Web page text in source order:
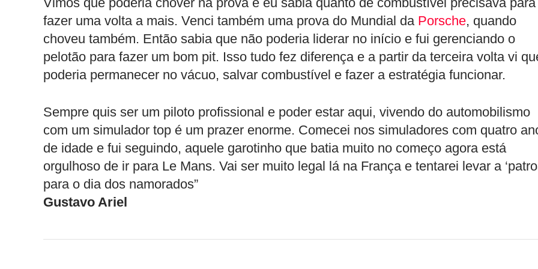
fazer uma volta a mais. Venci também uma prova do Mundial da Porsche, quando
choveu também. Então sabia que não poderia liderar no início e fui gerenciando o
pelotão para fazer um bom pit. Isso tudo fez diferença e a partir da terceira volta vi
poderia permanecer no vácuo, salvar combustível e fazer a estratégia funcionar.
Sempre quis ser um piloto profissional e poder estar aqui, vivendo do automobilismo
com um simulador top é um prazer enorme. Comecei nos simuladores com quatro
de idade e fui seguindo, aquele garotinho que batia muito no começo agora está
orgulhoso de ir para Le Mans. Vai ser muito legal lá na França e tentarei levar a
para o dia dos namorados”
Gustavo Ariel